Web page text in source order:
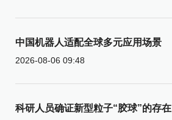
中国机器人适配全球多元应用场景
2026-08-06 09:48
科研人员确证新型粒子“胶球”的存在